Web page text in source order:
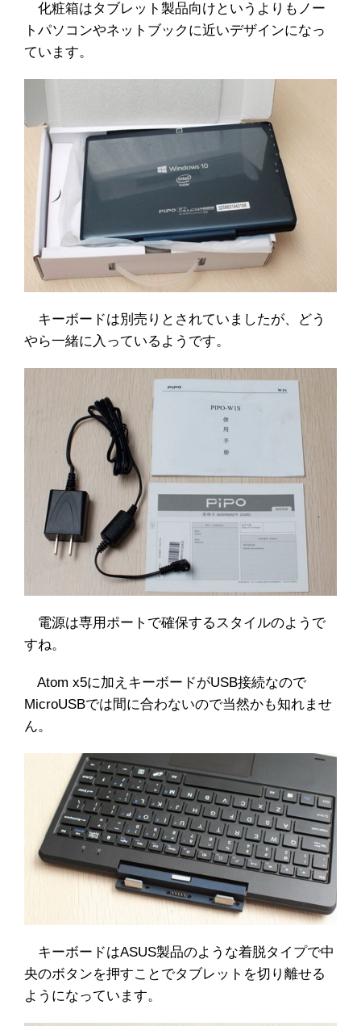
化粧箱はタブレット製品向けというよりもノー
トパソコンやネットブックに近いデザインになっ
ています。
キーボードは別売りとされていましたが、どう
やら一緒に入っているようです。
電源は専用ポートで確保するスタイルのようで
すね。
Atom x5に加えキーボードがUSB接続なので
MicroUSBでは間に合わないので当然かも知れませ
ん。
キーボードはASUS製品のような着脱タイプで中
央のボタンを押すことでタブレットを切り離せる
ようになっています。